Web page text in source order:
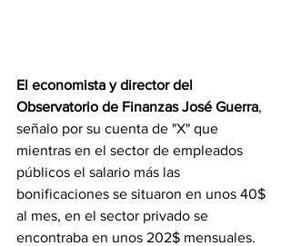
El economista y director del
Observatorio de Finanzas José Guerra,
señalo por su cuenta de "X" que
mientras en el sector de empleados
públicos el salario más las
bonificaciones se situaron en unos 40$
al mes, en el sector privado se
encontraba en unos 202$ mensuales.